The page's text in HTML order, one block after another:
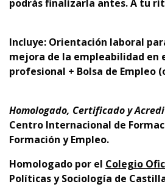
podrás finalizarla antes. A tu
Incluye: Orientación laboral
mejora de la empleabilidad en
profesional + Bolsa de Empleo
Homologado, Certificado y
Centro Internacional de
Formación y Empleo.
Homologado por el Colegio
Políticas y Sociología de